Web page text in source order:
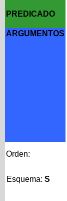
PREDICADO
ARGUMENTOS
Orden:
Esquema: S